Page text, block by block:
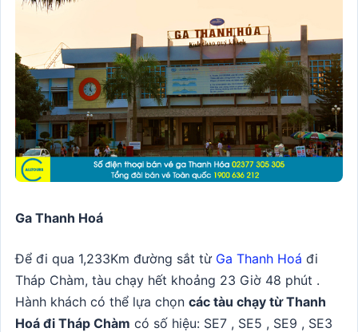
Ga Thanh Hoá
Để đi qua 1,233Km đường sắt từ Ga Thanh Hoá đi
Tháp Chàm, tàu chạy hết khoảng 23 Giờ 48 phút .
Hành khách có thể lựa chọn các tàu chạy từ Thanh
Hoá đi Tháp Chàm có số hiệu: SE7 , SE5 , SE9 , SE3